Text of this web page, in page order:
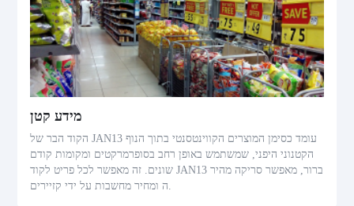
מידע קטן
הקוד הבר של JAN13 עומד כסימן המוצרים הקווינטסנטי בתוך הנוף
הקטנוני היפני, שמשתמש באופן רחב בסופרמרקטים ומקומות קודם
שונים. זה מאפשר לכל פריט לקוד JAN13 ברור, מאפשר סריקה מהיר
ה ומחיר מחשבות על ידי קזיירים.